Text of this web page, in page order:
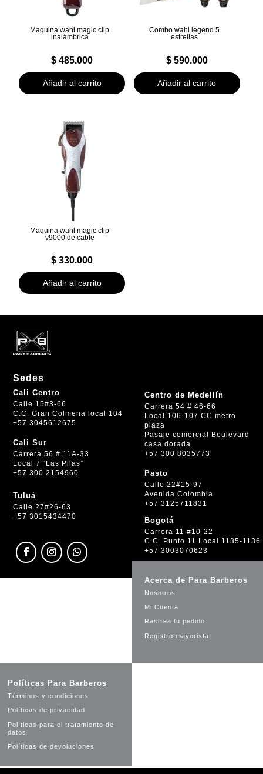
Maquina wahl magic clip
inalámbrica
$ 485.000
Añadir al carrito
Combo wahl legend 5
estrellas
$590.000
Añadir al carrito
Maquina wahl magic clip
v9000 de cable
$ 330.000
Añadir al carrito
Sedes
Cali Centro
Calle 15#3-66
C.C. Gran Colmena local 104
+57 3045612675
Cali Sur
Carrera 56 # 11A-33
Local 7 “Las Pilas”
+57 300 2154960
Tuluá
Calle 27#26-63
+57 3015434470
Centro de Medellín
Carrera 54 # 46-66
Local 106-107 CC metro
plaza
Pasaje comercial Boulevard
casa dorada
+57 300 8035773
Pasto
Calle 22#15-97
Avenida Colombia
+57 3125711831
Bogotá
Carrera 11 #10-22
C.C. Punto 11 Local 1135-1136
+57 3003070623
Acerca de Para Barberos
Nosotros
Mi Cuenta
Rastrea tu pedido
Registro mayorista
Políticas Para Barberos
Términos y condiciones
Políticas de privacidad
Políticas para el tratamiento de
datos
Políticas de devoluciones